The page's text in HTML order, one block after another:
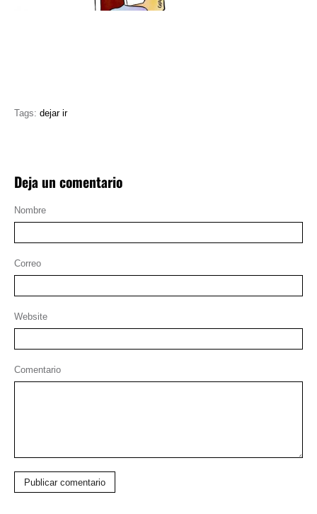
Tags: dejar ir
Deja un comentario
Nombre
Correo
Website
Comentario
Publicar comentario